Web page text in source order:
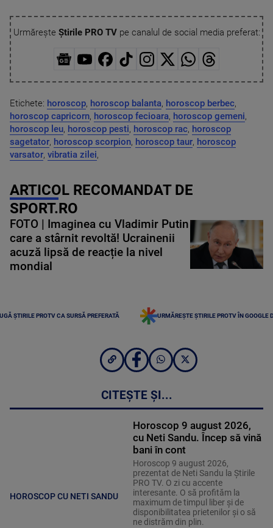
Urmărește Știrile PRO TVpe canalul de social media preferat:
Etichete: horoscop, horoscop balanta, horoscop berbec,
horoscop capricorn, horoscop fecioara, horoscop gemeni,
horoscop leu, horoscop pesti, horoscop rac, horoscop
sagetator, horoscop scorpion, horoscop taur, horoscop
varsator, vibratia zilei,
ARTICOL RECOMANDAT DE
SPORT.RO
FOTO | Imaginea cu Vladimir Putin
care a stârnit revoltă! Ucrainenii
acuză lipsă de reacție la nivel
mondial
ȘTIRILE PROTV CA SURSĂ PREFERATĂ URMĂREȘTE ȘTIRILE PROTV ÎN GOOGLE
CITEȘTE ȘI...
HOROSCOP CU NETI SANDU
Horoscop 9 august 2026,
cu Neti Sandu. Încep să vină
bani în cont
Horoscop 9 august 2026,
prezentat de Neti Sandu la Știrile
PRO TV. O zi cu accente
interesante. O să profităm la
maximum de timpul liber și de
disponibilitatea prietenilor și o să
ne distrăm din plin.